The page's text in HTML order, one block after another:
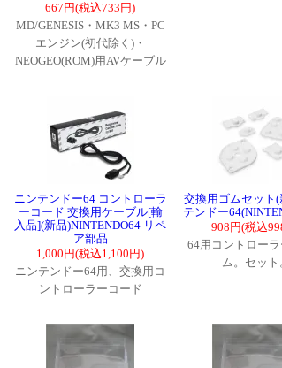
667円(税込733円)
MD/GENESIS・MK3 MS・PC
エンジン(初代除く)・
NEOGEO(ROM)用AVケーブル
ニンテンドー64 コントローラ
ーコード 交換用ケーブル[輸
入品](新品)NINTENDO64 リペ
ア部品
1,000円(税込1,100円)
ニンテンドー64用、交換用コ
ントローラーコード
交換用ゴムセット(
テンドー
908円(税込
64用コントロー
ム。セット